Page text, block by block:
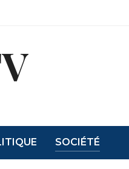
SOCIÉTÉ